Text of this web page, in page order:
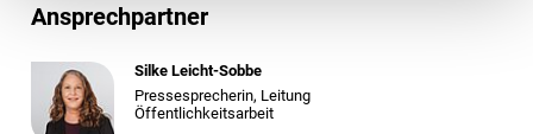
Ansprechpartner
Silke Leicht-Sobbe
Pressesprecherin, Leitung
Öffentlichkeitsarbeit